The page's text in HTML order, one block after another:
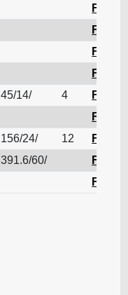
45/14/ 4
156/24/ 12
391.6/60/